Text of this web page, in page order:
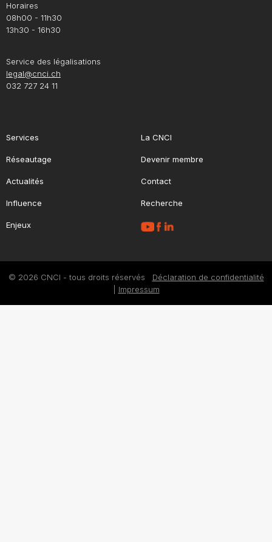
Horaires
08h00 - 11h30
13h30 - 16h30
Service des légalisations
legal@cnci.ch
032 727 24 11
Services
Réseautage
Actualités
Influence
Enjeux
La CNCI
Devenir membre
Contact
Recherche
© 2026 CNCI - tous droits réservés Déclaration de confidentialité
Impressum